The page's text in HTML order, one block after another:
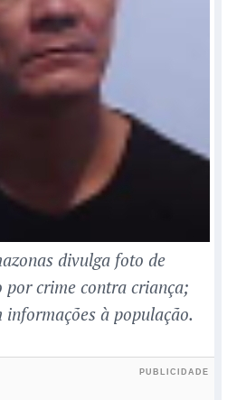
divulga foto de
por crime contra criança;
à população.